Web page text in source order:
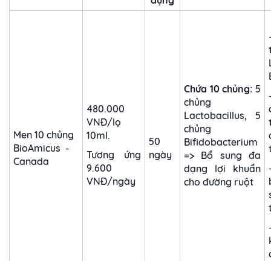
Men 10 chủng
BioAmicus -
Canada
480.000
VNĐ/lọ
10ml.
Tương ứng
9.600
VNĐ/ngày
50
ngày
Chứa 10 chủng: 5
chủng
Lactobacillus, 5
chủng
Bifidobacterium
=> Bổ sung đa
dạng lợi khuẩn
cho đường ruột